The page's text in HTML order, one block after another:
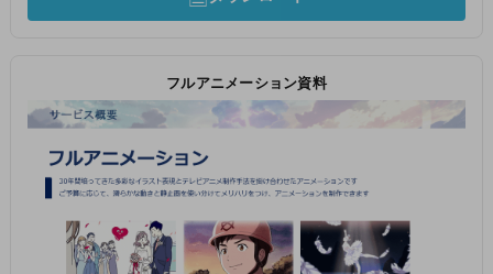
フルアニメーション資料